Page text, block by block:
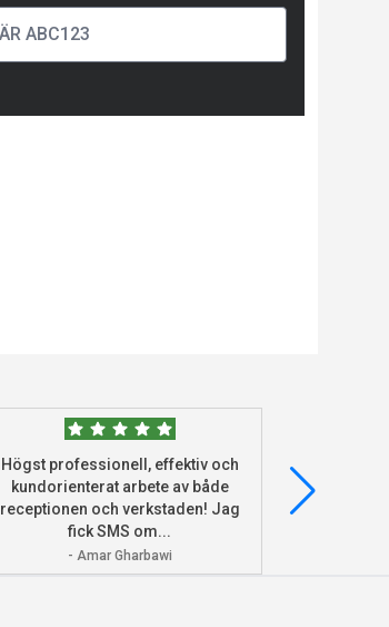
Högst professionell, effektiv och
kundorienterat arbete av både
receptionen och verkstaden! Jag
fick SMS om...
- Amar Gharbawi
deras